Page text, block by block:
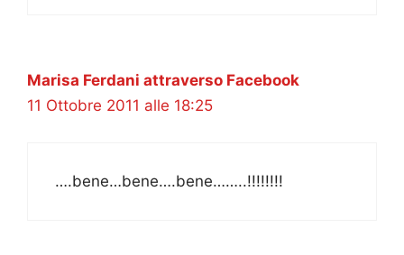
Marisa Ferdani attraverso Facebook
11 Ottobre 2011 alle 18:25
….bene…bene….bene……..!!!!!!!!